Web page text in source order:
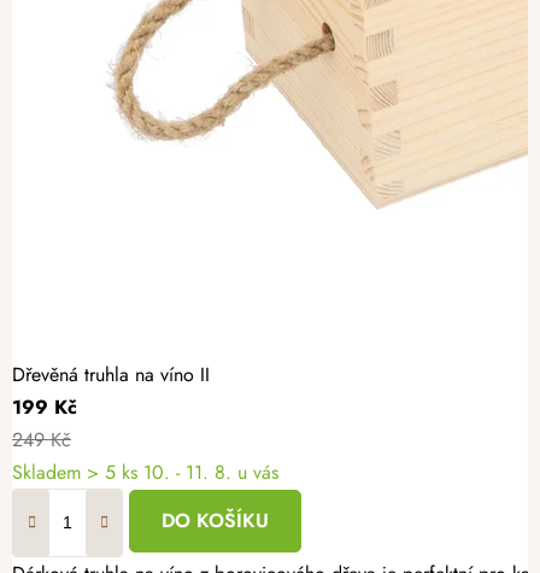
Dřevěná truhla na víno II
199 Kč
249 Kč
Skladem > 5 ks 10. - 11. 8. u vás
DO KOŠÍKU